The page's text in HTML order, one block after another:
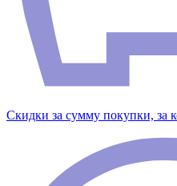
Скидки за сумму покупки, за